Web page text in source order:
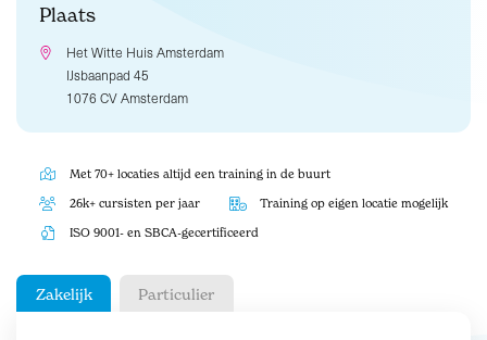
Plaats
Het Witte Huis Amsterdam
IJsbaanpad 45
1076 CV Amsterdam
Met 70+ locaties altijd een training in de buurt
26k+ cursisten per jaar Training op eigen locatie mogelijk
ISO 9001- en SBCA-gecertificeerd
Zakelijk Particulier